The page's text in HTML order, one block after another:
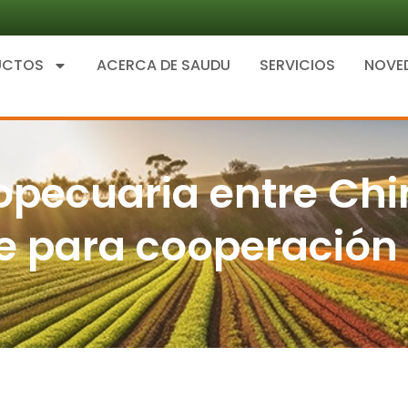
ACERCA DE SAUDU SERVICIOS
entre
para cooperación